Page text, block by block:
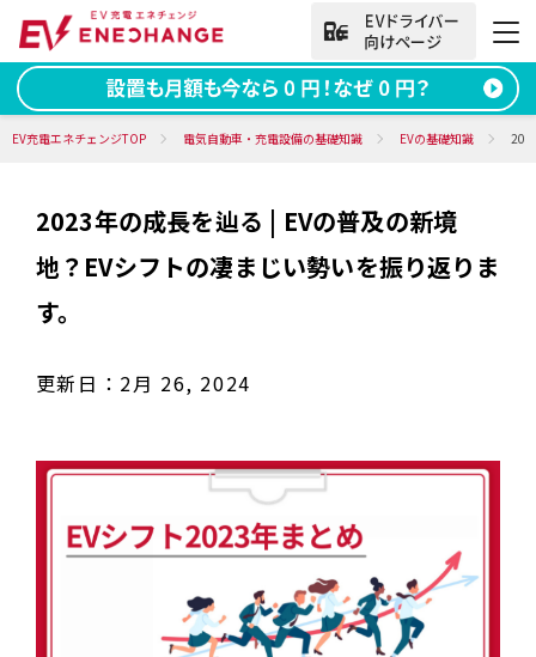
法人向けお問い合わせ
資料ダウンロード 無料お問い合わせ
電話をかける 050-2030-5702
法人向け
設置・月額費用0円で導入できる理由
EV充電エネチェンジTOP 電気自動車・充電設備の基礎知識 EVの基礎知識
2023年の成長を辿る | EVの普及の新境
地？EVシフトの凄まじい勢いを振り返りま
す。
更新日： 2月 26, 2024